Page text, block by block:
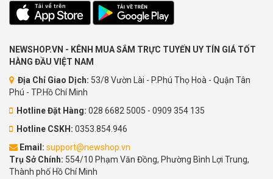
NEWSHOP.VN - KÊNH MUA SẮM TRỰC TUYẾN UY TÍN GIÁ TỐT
HÀNG ĐẦU VIỆT NAM
Địa Chỉ Giao Dịch: 53/8 Vườn Lài - P.Phú Thọ Hoà - Quận Tân
Phú - TP.Hồ Chí Minh
Hotline Đặt Hàng: 028 6682 5005 - 0909 354 135
Hotline CSKH: 0353.854.946
Email: support@newshop.vn
Trụ Sở Chính: 554/10 Phạm Văn Đồng, Phường Bình Lợi Trung,
Thành phố Hồ Chí Minh